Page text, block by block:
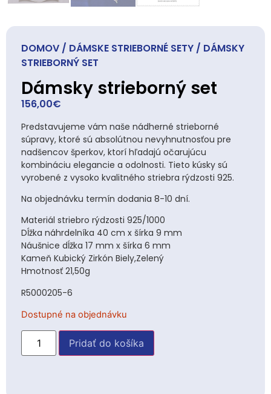
DOMOV / DÁMSKE STRIEBORNÉ SETY / DÁMSKY
STRIEBORNÝ SET
Dámsky strieborný set
156,00€
Predstavujeme vám naše nádherné strieborné
súpravy, ktoré sú absolútnou nevyhnutnosťou pre
nadšencov šperkov, ktorí hľadajú očarujúcu
kombináciu elegancie a odolnosti. Tieto kúsky sú
vyrobené z vysoko kvalitného striebra rýdzosti 925.
Na objednávku termín dodania 8-10 dní.
Materiál striebro rýdzosti 925/1000
Dĺžka náhrdelníka 40 cm x šírka 9 mm
Náušnice dĺžka 17 mm x šírka 6 mm
Kameň Kubický Zirkón Biely,Zelený
Hmotnosť 21,50g
R5000205-6
Dostupné na objednávku
Pridať do košíka